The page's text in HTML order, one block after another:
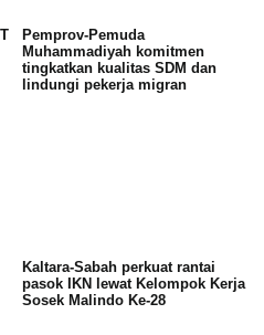
Pemprov-Pemuda
Muhammadiyah komitmen
tingkatkan kualitas SDM dan
lindungi pekerja migran
Kaltara-Sabah perkuat rantai
pasok IKN lewat Kelompok Kerja
Sosek Malindo Ke-28